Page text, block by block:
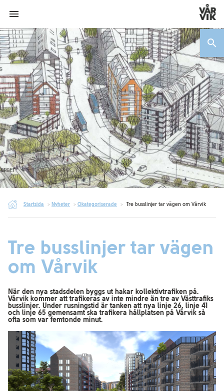
menu
search
Startsida > Nyheter > Okategoriserade > Tre busslinjer tar vägen om Vårvik
Tre busslinjer tar vägen
om Vårvik
När den nya stadsdelen byggs ut hakar kollektivtrafiken på.
Vårvik kommer att trafikeras av inte mindre än tre av Västtrafiks
busslinjer. Under rusningstid är tanken att nya linje 26, linje 41
och linje 65 gemensamt ska trafikera hållplatsen på Vårvik så
ofta som var femtonde minut.